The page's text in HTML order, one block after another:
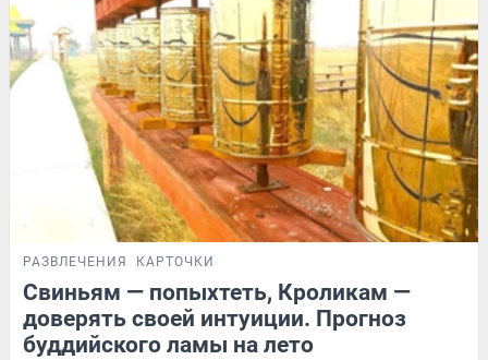
РАЗВЛЕЧЕНИЯ КАРТОЧКИ
Свиньям — попыхтеть, Кроликам —
доверять своей интуиции. Прогноз
буддийского ламы на лето